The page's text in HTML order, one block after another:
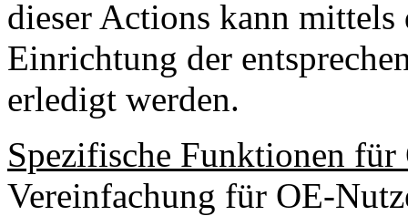
dieser Actions kann
Einrichtung der
erledigt werden.
Spezifische Funktionen
Vereinfachung für OE-